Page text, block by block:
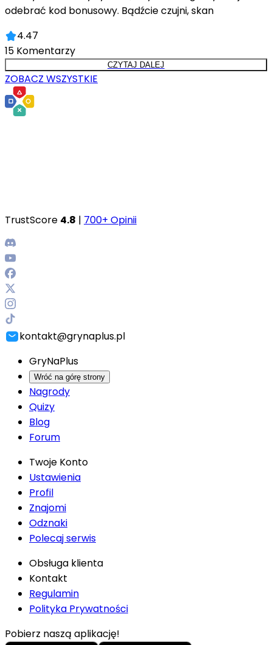
odebrać kod bonusowy. Bądźcie czujni, skan
4.47
15 Komentarzy
CZYTAJ DALEJ
ZOBACZ WSZYSTKIE
TrustScore 4.8 | 700+ Opinii
kontakt@grynaplus.pl
GryNaPlus
Wróć na górę strony
Nagrody
Quizy
Blog
Forum
Twoje Konto
Ustawienia
Profil
Znajomi
Odznaki
Polecaj serwis
Obsługa klienta
Kontakt
Regulamin
Polityka Prywatności
Pobierz naszą aplikację!